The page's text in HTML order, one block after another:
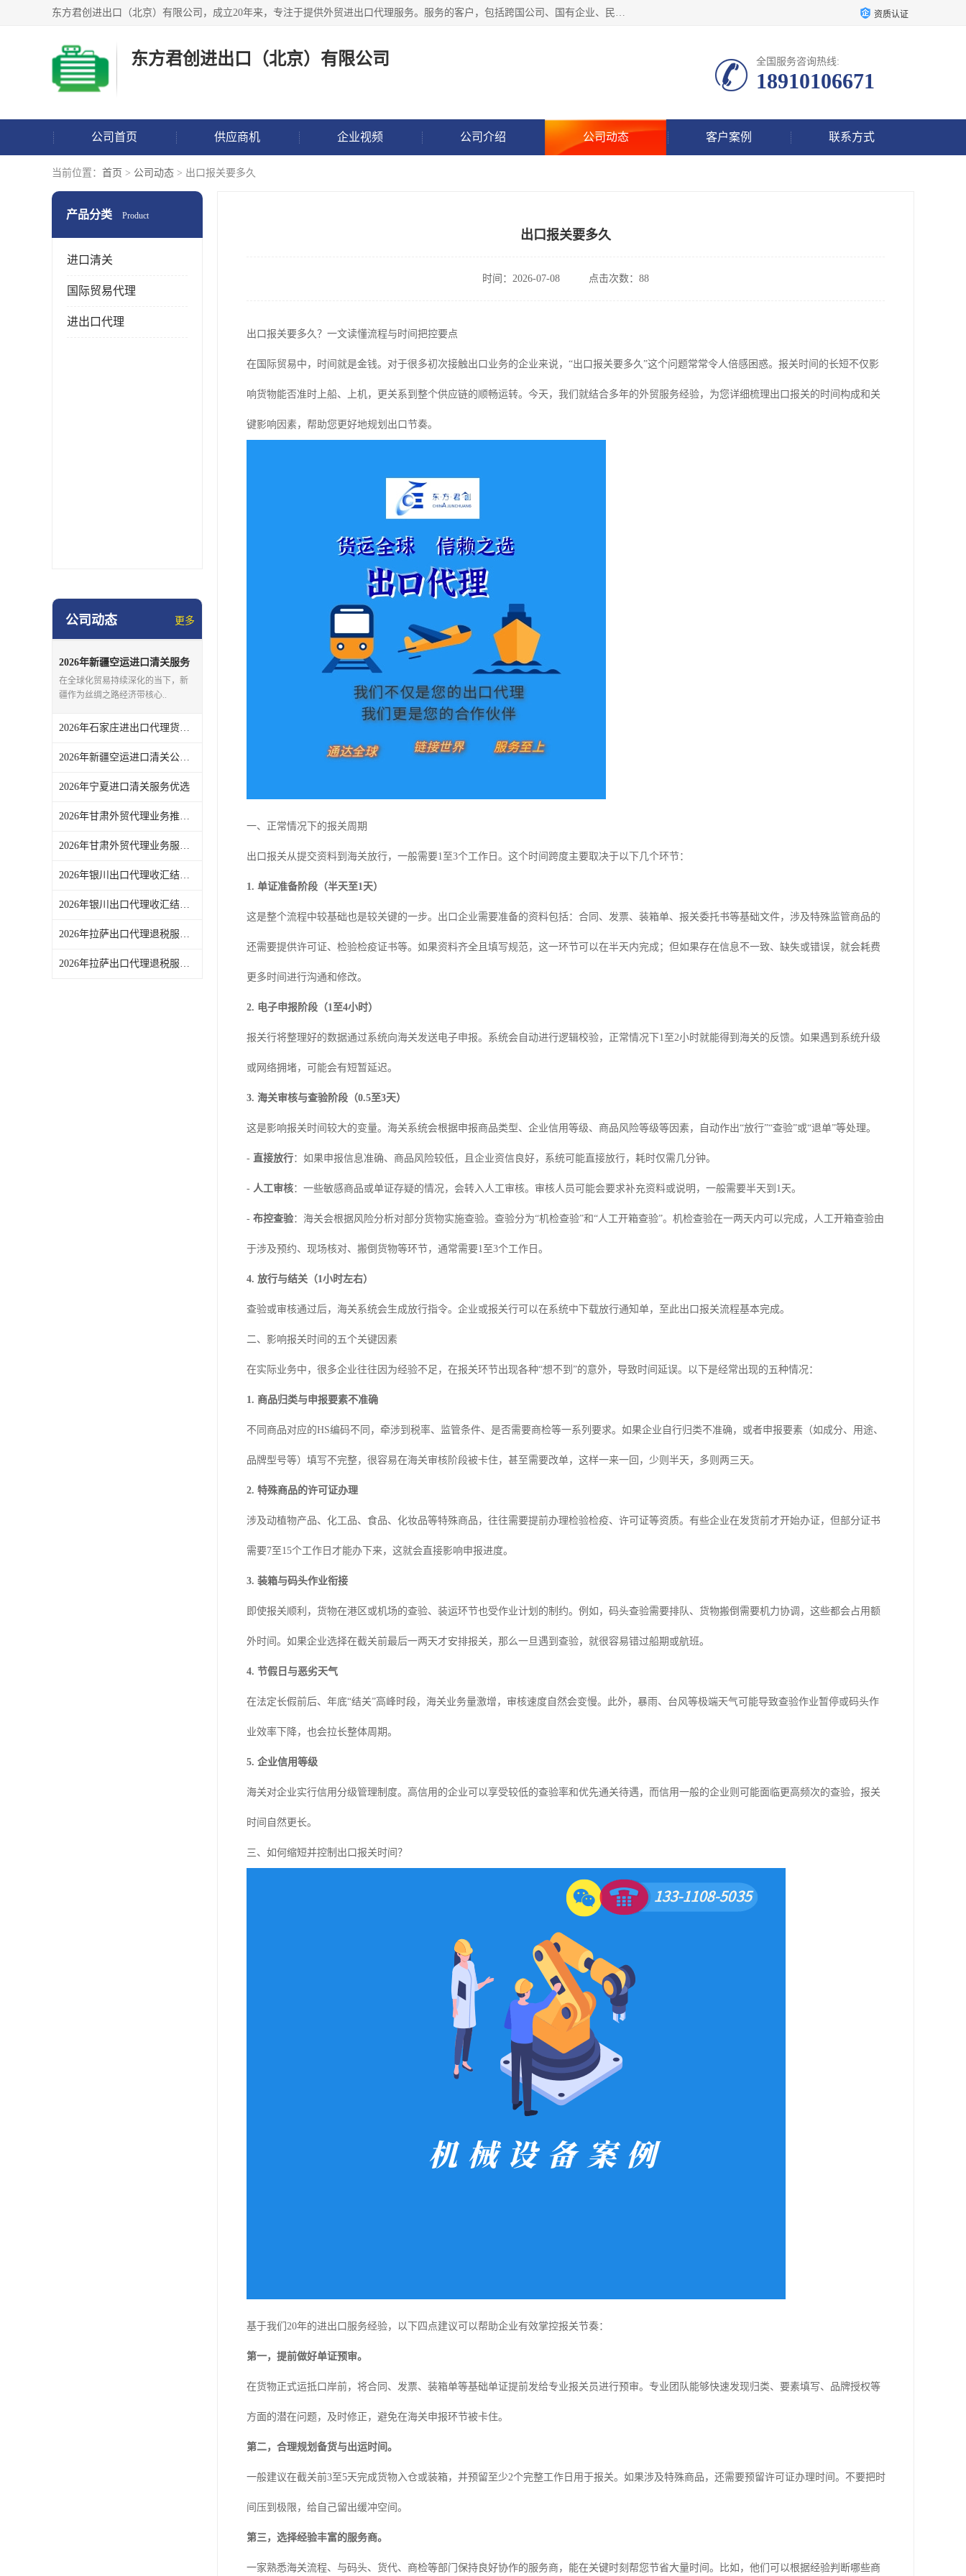
东方君创进出口（北京）有限公司，成立20年来，专注于提供外贸进出口代理服务。服务的客户，包括跨国公司、国有企业、民营企业等。作为的综合性外贸企业，公司拥有一支精通进出口贸易的团队，从事各类商品和技术的进口清关代理报关。进出口商品涉及20多个大类、上千个品种，贸易客户遍布世界各个国家和地区。 资质认证
东方君创进出口（北京）有限公司 全国服务咨询热线:
18910106671
公司首页 供应商机 企业视频 公司介绍 公司动态 客户案例 联系方式
当前位置： 首页 > 公司动态 > 出口报关要多久
产品分类 Product
进口清关
国际贸易代理
进出口代理
公司动态 更多
2026年新疆空运进口清关服务
商推荐，一站式外贸代理全链
路解析
在全球化贸易持续深化的当下，新
疆作为丝绸之路经济带核心..
2026年石家庄进出口代理货运服务参考：东方君创全链路代理解析
2026年新疆空运进口清关公司参考，东方君创进出口（北京）有限公司服务解析
2026年宁夏进口清关服务优选
2026年甘肃外贸代理业务推荐，一站式进出口服务解析
2026年甘肃外贸代理业务服务推荐：东方君创一站式外贸代理机构解析
2026年银川出口代理收汇结汇服务专业机构解析
2026年银川出口代理收汇结汇服务推荐：一站式外贸托管方案
2026年拉萨出口代理退税服务商推荐：一站式外贸退税全流程解析
2026年拉萨出口代理退税服务解析：一站式外贸代理机构参考
出口报关要多久
时间：2026-07-08 点击次数：88
出口报关要多久？一文读懂流程与时间把控要点
在国际贸易中，时间就是金钱。对于很多初次接触出口业务的企业来说，“出口报关要多久”这个问题常常令人倍感困惑。报关时间的长短不仅影
响货物能否准时上船、上机，更关系到整个供应链的顺畅运转。今天，我们就结合多年的外贸服务经验，为您详细梳理出口报关的时间构成和关
键影响因素，帮助您更好地规划出口节奏。
一、正常情况下的报关周期
出口报关从提交资料到海关放行，一般需要1至3个工作日。这个时间跨度主要取决于以下几个环节：
1. 单证准备阶段（半天至1天）
这是整个流程中较基础也是较关键的一步。出口企业需要准备的资料包括：合同、发票、装箱单、报关委托书等基础文件，涉及特殊监管商品的
还需要提供许可证、检验检疫证书等。如果资料齐全且填写规范，这一环节可以在半天内完成；但如果存在信息不一致、缺失或错误，就会耗费
更多时间进行沟通和修改。
2. 电子申报阶段（1至4小时）
报关行将整理好的数据通过系统向海关发送电子申报。系统会自动进行逻辑校验，正常情况下1至2小时就能得到海关的反馈。如果遇到系统升级
或网络拥堵，可能会有短暂延迟。
3. 海关审核与查验阶段（0.5至3天）
这是影响报关时间较大的变量。海关系统会根据申报商品类型、企业信用等级、商品风险等级等因素，自动作出“放行”“查验”或“退单”等处理。
- 直接放行：如果申报信息准确、商品风险较低，且企业资信良好，系统可能直接放行，耗时仅需几分钟。
- 人工审核：一些敏感商品或单证存疑的情况，会转入人工审核。审核人员可能会要求补充资料或说明，一般需要半天到1天。
- 布控查验：海关会根据风险分析对部分货物实施查验。查验分为“机检查验”和“人工开箱查验”。机检查验在一两天内可以完成，人工开箱查验由
于涉及预约、现场核对、搬倒货物等环节，通常需要1至3个工作日。
4. 放行与结关（1小时左右）
查验或审核通过后，海关系统会生成放行指令。企业或报关行可以在系统中下载放行通知单，至此出口报关流程基本完成。
二、影响报关时间的五个关键因素
在实际业务中，很多企业往往因为经验不足，在报关环节出现各种“想不到”的意外，导致时间延误。以下是经常出现的五种情况：
1. 商品归类与申报要素不准确
不同商品对应的HS编码不同，牵涉到税率、监管条件、是否需要商检等一系列要求。如果企业自行归类不准确，或者申报要素（如成分、用途、
品牌型号等）填写不完整，很容易在海关审核阶段被卡住，甚至需要改单，这样一来一回，少则半天，多则两三天。
2. 特殊商品的许可证办理
涉及动植物产品、化工品、食品、化妆品等特殊商品，往往需要提前办理检验检疫、许可证等资质。有些企业在发货前才开始办证，但部分证书
需要7至15个工作日才能办下来，这就会直接影响申报进度。
3. 装箱与码头作业衔接
即使报关顺利，货物在港区或机场的查验、装运环节也受作业计划的制约。例如，码头查验需要排队、货物搬倒需要机力协调，这些都会占用额
外时间。如果企业选择在截关前最后一两天才安排报关，那么一旦遇到查验，就很容易错过船期或航班。
4. 节假日与恶劣天气
在法定长假前后、年底“结关”高峰时段，海关业务量激增，审核速度自然会变慢。此外，暴雨、台风等极端天气可能导致查验作业暂停或码头作
业效率下降，也会拉长整体周期。
5. 企业信用等级
海关对企业实行信用分级管理制度。高信用的企业可以享受较低的查验率和优先通关待遇，而信用一般的企业则可能面临更高频次的查验，报关
时间自然更长。
三、如何缩短并控制出口报关时间？
基于我们20年的进出口服务经验，以下四点建议可以帮助企业有效掌控报关节奏：
第一，提前做好单证预审。
在货物正式运抵口岸前，将合同、发票、装箱单等基础单证提前发给专业报关员进行预审。专业团队能够快速发现归类、要素填写、品牌授权等
方面的潜在问题，及时修正，避免在海关申报环节被卡住。
第二，合理规划备货与出运时间。
一般建议在截关前3至5天完成货物入仓或装箱，并预留至少2个完整工作日用于报关。如果涉及特殊商品，还需要预留许可证办理时间。不要把时
间压到极限，给自己留出缓冲空间。
第三，选择经验丰富的服务商。
一家熟悉海关流程、与码头、货代、商检等部门保持良好协作的服务商，能在关键时刻帮您节省大量时间。比如，他们可以根据经验判断哪些商